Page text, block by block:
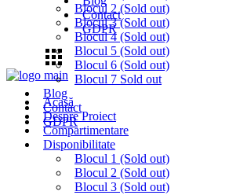
Contact
GDPR
Acasă
Despre Proiect
Compartimentare
Disponibilitate
Blocul 1 (Sold out)
Blocul 2 (Sold out)
Blocul 3 (Sold out)
Blocul 2 (Sold out)
Blocul 3 (Sold out)
Blocul 4 (Sold out)
Blocul 5 (Sold out)
Blocul 6 (Sold out)
Blocul 7 Sold out
Blog
Contact
GDPR